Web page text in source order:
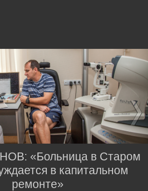
«Больница в Старом
в капитальном
ремонте»